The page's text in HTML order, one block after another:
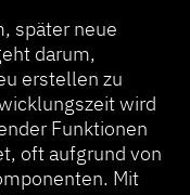
später neue
darum,
erstellen zu
wird
Funktionen
oft aufgrund von
Mit